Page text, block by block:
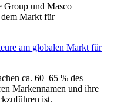
Group und Masco
Markt für
am globalen Markt für
ca. 60–65 % des
Markennamen und ihre
ist.